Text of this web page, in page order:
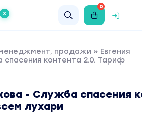
X
0
продажи » Евгения
спасения контента 2.0. Тариф
- Служба спасения
лухари